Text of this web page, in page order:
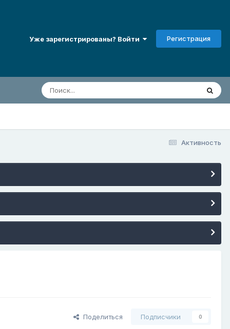
Уже зарегистрированы? Войти Регистрация
Активность
Поделиться Подписчики 0